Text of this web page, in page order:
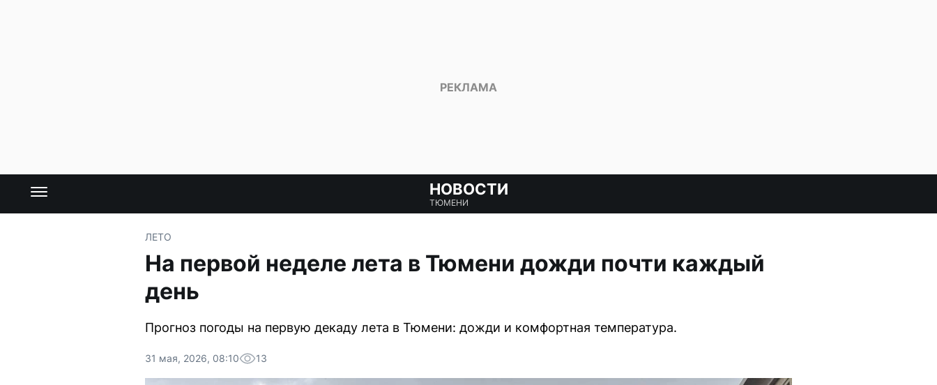
НОВОСТИ
ТЮМЕНИ
ЛЕТО
На первой неделе лета в Тюмени дожди почти каждый
день
Прогноз погоды на первую декаду лета в Тюмени: дожди и комфортная температура.
31 мая, 2026, 08:10 13